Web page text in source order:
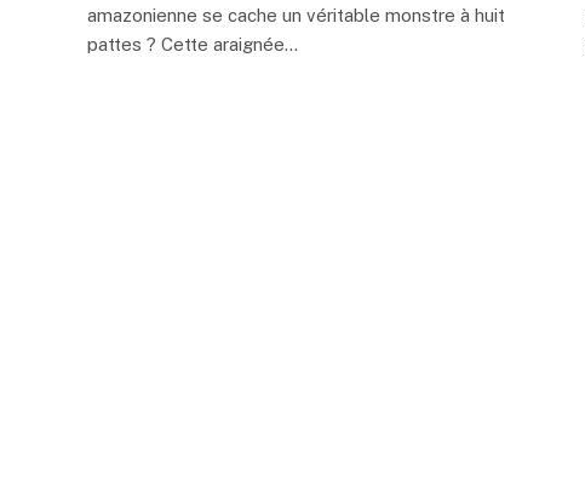
amazonienne se cache un véritable monstre à huit
pattes ? Cette araignée…